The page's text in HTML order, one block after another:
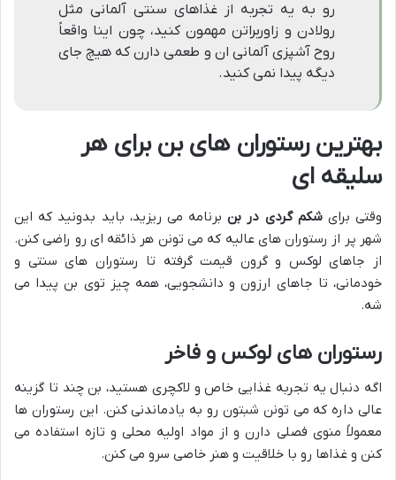
رو به یه تجربه از غذاهای سنتی آلمانی مثل
رولادن و زاوربراتن مهمون کنید، چون اینا واقعاً
روح آشپزی آلمانی ان و طعمی دارن که هیچ جای
دیگه پیدا نمی کنید.
بهترین رستوران های بن برای هر
سلیقه ای
وقتی برایشکم گردی در بنبرنامه می ریزید، باید بدونید که این
شهر پر از رستوران های عالیه که می تونن هر ذائقه ای رو راضی کنن.
از جاهای لوکس و گرون قیمت گرفته تا رستوران های سنتی و
خودمانی، تا جاهای ارزون و دانشجویی، همه چیز توی بن پیدا می
شه.
رستوران های لوکس و فاخر
اگه دنبال یه تجربه غذایی خاص و لاکچری هستید، بن چند تا گزینه
عالی داره که می تونن شبتون رو به یادماندنی کنن. این رستوران ها
معمولاً منوی فصلی دارن و از مواد اولیه محلی و تازه استفاده می
کنن و غذاها رو با خلاقیت و هنر خاصی سرو می کنن.